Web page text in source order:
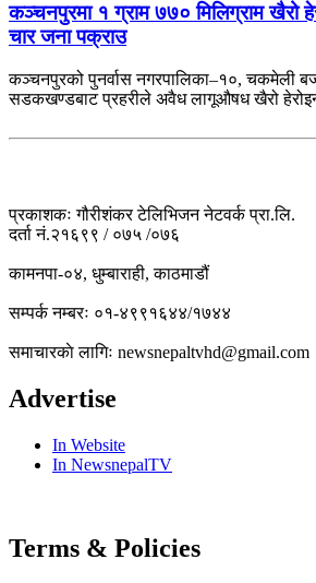
कञ्चनपुरमा १ ग्राम ७७० मिलिग्राम खैरो
चार जना पक्राउ
कञ्चनपुरको पुनर्वास नगरपालिका–१०, चकमेली
सडकखण्डबाट प्रहरीले अवैध लागूऔषध खैरो
प्रकाशकः गौरीशंकर टेलिभिजन नेटवर्क प्रा.लि.
दर्ता नं.२१६९९ / ०७५ /०७६
कामनपा-०४, धुम्बाराही, काठमाडौं
सम्पर्क नम्बरः ०१-४९९१६४४/१७४४
समाचारकाे लागिः newsnepaltvhd@gmail.com
Advertise
In Website
In NewsnepalTV
Terms & Policies